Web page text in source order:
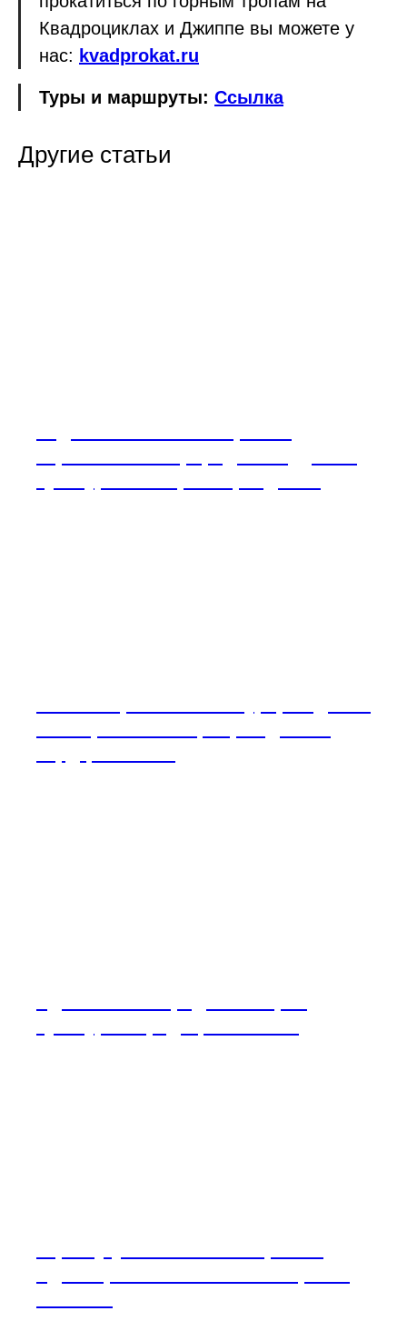
Квадроциклах и Джиппе вы можете у
нас: kvadprokat.ru
Туры и маршруты: Ссылка
Другие статьи